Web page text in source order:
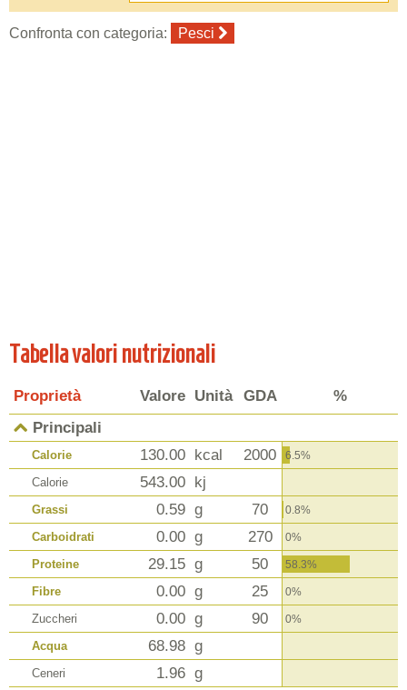
Confronta con categoria: Pesci
Tabella valori nutrizionali
Proprietà Valore Unità GDA
%
Principali
Calorie 130.00 kcal 2000 6.5%
Calorie 543.00 kj
Grassi 0.59 g 70 0.8%
Carboidrati 0.00 g 270 0%
Proteine 29.15 g 50 58.3%
Fibre 0.00 g 25 0%
Zuccheri 0.00 g 90 0%
Acqua 68.98 g
Ceneri 1.96 g